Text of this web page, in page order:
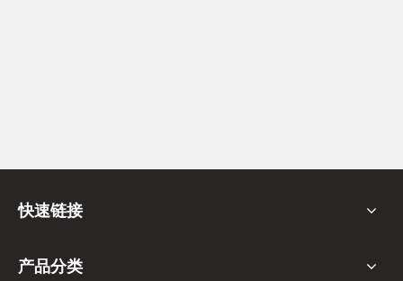
快速链接
产品分类